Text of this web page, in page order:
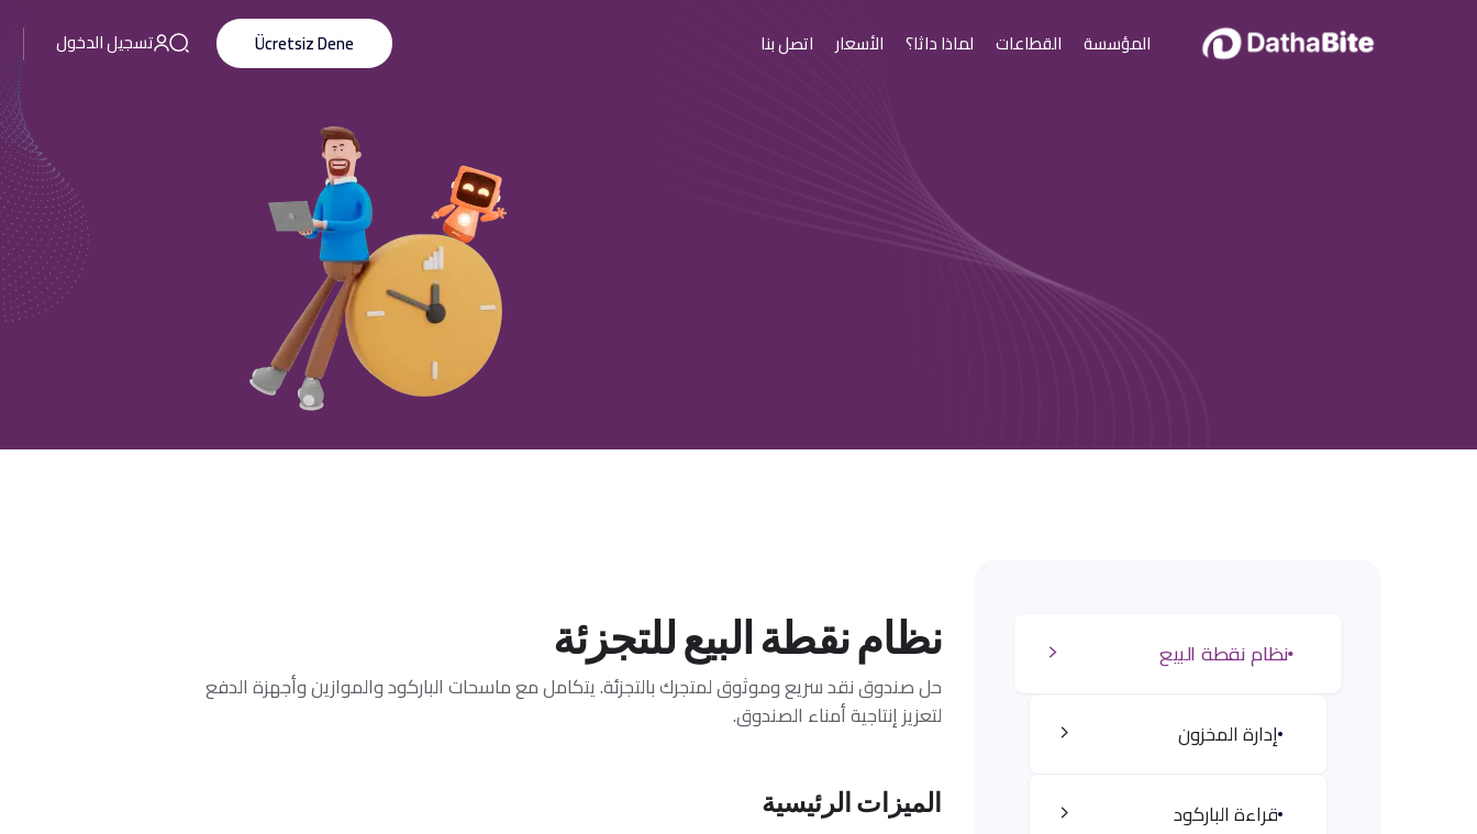
المؤسسة القطاعات لماذا داثا؟ الأسعار اتصل بنا تسجيل الدخول Ücretsiz Dene
نظام نقطة البيع
إدارة المخزون
قراءة الباركود
نظام نقطة البيع للتجزئة
حل صندوق نقد سريع وموثوق لمتجرك بالتجزئة. يتكامل مع ماسحات الباركود والموازين وأجهزة الدفع
لتعزيز إنتاجية أمناء الصندوق.
الميزات الرئيسية